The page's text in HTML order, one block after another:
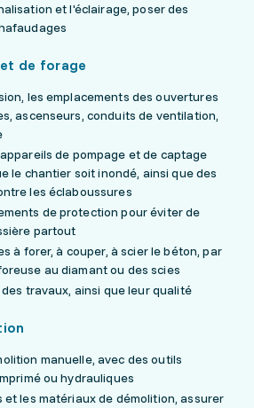
et l'éclairage, poser des
de forage
les emplacements des ouvertures
ascenseurs, conduits de ventilation,
de pompage et de captage
le chantier soit inondé, ainsi que des
les éclaboussures
de protection pour éviter de
partout
à forer, à couper, à scier le béton, par
au diamant ou des scies
travaux, ainsi que leur qualité
manuelle, avec des outils
ou hydrauliques
et les matériaux de démolition, assurer